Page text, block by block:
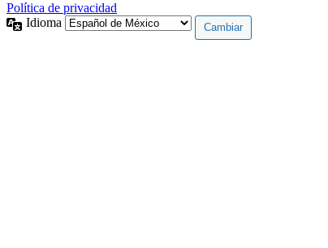
Política de privacidad
Idioma